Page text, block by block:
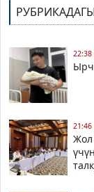
22:38
21:46
Жол